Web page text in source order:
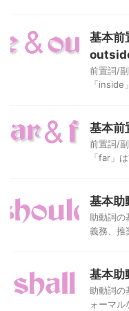
基本前
前置詞/
「
基本
前置詞/
「far」
基本
助動詞の
義務、推
基本
助動詞の
ォーマル